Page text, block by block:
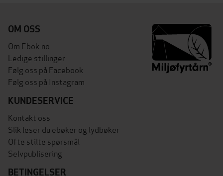
OM OSS
Om Ebok.no
Ledige stillinger
Følg oss på Facebook
Følg oss på Instagram
KUNDESERVICE
Kontakt oss
Slik leser du ebøker og lydbøker
Ofte stilte spørsmål
Selvpublisering
BETINGELSER